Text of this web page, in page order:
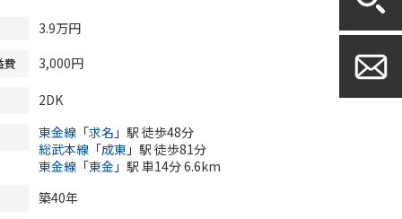
3.9万円
費 3,000円
2DK
東金線 「求名 」駅 徒歩48分
総武本線 「成東 」駅 徒歩81分
東金線 「東金 」駅 車14分 6.6km
築40年